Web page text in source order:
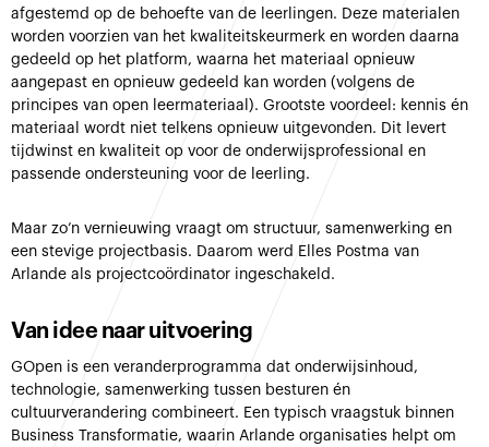
afgestemd op de behoefte van de leerlingen. Deze materialen
worden voorzien van het kwaliteitskeurmerk en worden daarna
gedeeld op het platform, waarna het materiaal opnieuw
aangepast en opnieuw gedeeld kan worden (volgens de
principes van open leermateriaal). Grootste voordeel: kennis én
materiaal wordt niet telkens opnieuw uitgevonden. Dit levert
tijdwinst en kwaliteit op voor de onderwijsprofessional en
passende ondersteuning voor de leerling.
Maar zo’n vernieuwing vraagt om structuur, samenwerking en
een stevige projectbasis. Daarom werd Elles Postma van
Arlande als projectcoördinator ingeschakeld.
Van idee naar uitvoering
GOpen is een veranderprogramma dat onderwijsinhoud,
technologie, samenwerking tussen besturen én
cultuurverandering combineert. Een typisch vraagstuk binnen
Business Transformatie, waarin Arlande organisaties helpt om